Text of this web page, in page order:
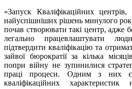
«Запуск Кваліфікаційних
найуспішніших рішень минулого
почав створювати такі центр, адже
легально працевлаштувати
підтвердити кваліфікацію та
зайвої бюрократії за кілька
попри війну не зупинилися
праці процеси. Одним з них є
кваліфікаційних